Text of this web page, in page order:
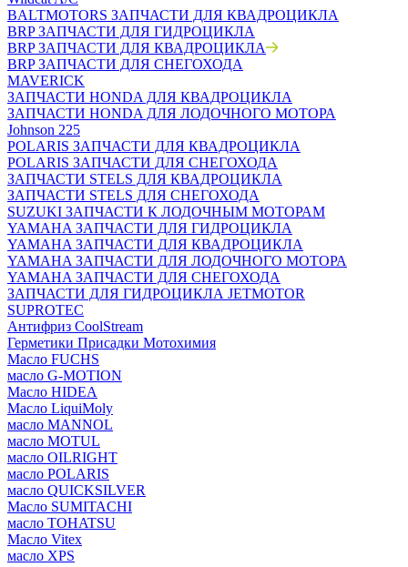
BALTMOTORS ЗАПЧАСТИ ДЛЯ КВАДРОЦИКЛА
BRP ЗАПЧАСТИ ДЛЯ ГИДРОЦИКЛА
BRP ЗАПЧАСТИ ДЛЯ КВАДРОЦИКЛА
BRP ЗАПЧАСТИ ДЛЯ СНЕГОХОДА
MAVERICK
ЗАПЧАСТИ HONDA ДЛЯ КВАДРОЦИКЛА
ЗАПЧАСТИ HONDA ДЛЯ ЛОДОЧНОГО МОТОРА
Johnson 225
POLARIS ЗАПЧАСТИ ДЛЯ КВАДРОЦИКЛА
POLARIS ЗАПЧАСТИ ДЛЯ СНЕГОХОДА
ЗАПЧАСТИ STELS ДЛЯ КВАДРОЦИКЛА
ЗАПЧАСТИ STELS ДЛЯ СНЕГОХОДА
SUZUKI ЗАПЧАСТИ К ЛОДОЧНЫМ МОТОРАМ
YAMAHA ЗАПЧАСТИ ДЛЯ ГИДРОЦИКЛА
YAMAHA ЗАПЧАСТИ ДЛЯ КВАДРОЦИКЛА
YAMAHA ЗАПЧАСТИ ДЛЯ ЛОДОЧНОГО МОТОРА
YAMAHA ЗАПЧАСТИ ДЛЯ СНЕГОХОДА
ЗАПЧАСТИ ДЛЯ ГИДРОЦИКЛА JETMOTOR
SUPROTEC
Антифриз CoolStream
Герметики Присадки Мотохимия
Масло FUCHS
масло G-MOTION
Масло HIDEA
Масло LiquiMoly
масло MANNOL
масло MOTUL
масло OILRIGHT
масло POLARIS
масло QUICKSILVER
Масло SUMITACHI
масло TOHATSU
Масло Vitex
масло XPS